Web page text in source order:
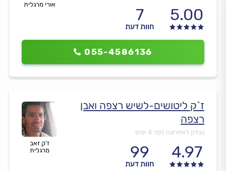
אורי מרגלית
5.00
7
חוות דעת
055-4586136
ז'ק זאב
מרגלית
ז`ק ליטושים-לשיש רצפה ואבן
רצפה
נבדק לאחרונה לפני 4 ימים
4.97
99
חוות דעת